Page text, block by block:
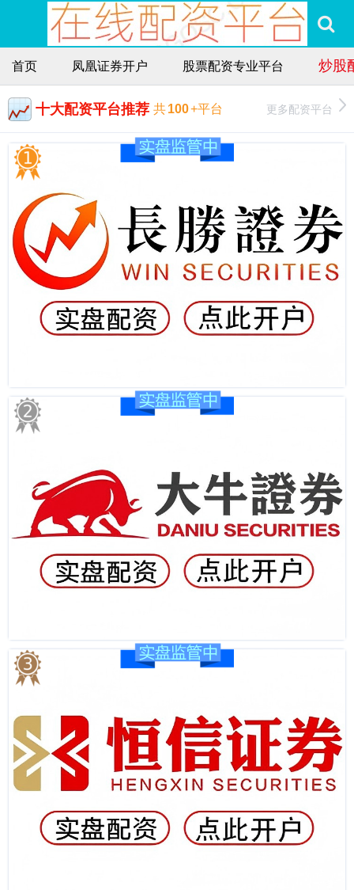
首页 凤凰证券开户 股票配资专业平台 炒股
十大配资平台推荐 共100+平台 更多配资平台